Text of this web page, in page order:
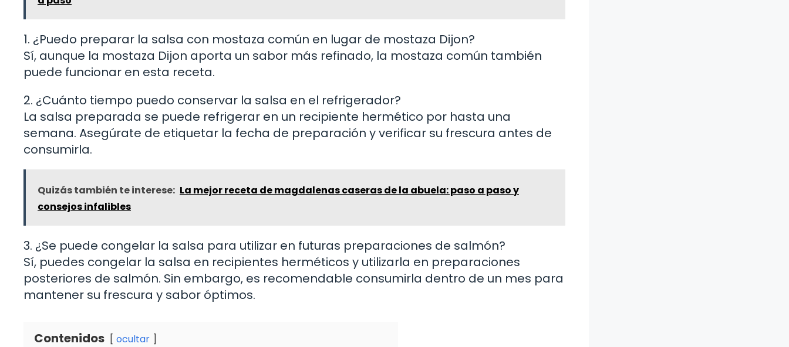
1. ¿Puedo preparar la salsa con mostaza común en lugar de mostaza Dijon?
Sí, aunque la mostaza Dijon aporta un sabor más refinado, la mostaza común también
puede funcionar en esta receta.
2. ¿Cuánto tiempo puedo conservar la salsa en el refrigerador?
La salsa preparada se puede refrigerar en un recipiente hermético por hasta una
semana. Asegúrate de etiquetar la fecha de preparación y verificar su frescura antes de
consumirla.
Quizás también te interese: La mejor receta de magdalenas caseras de la abuela: paso a paso y
consejos infalibles
3. ¿Se puede congelar la salsa para utilizar en futuras preparaciones de salmón?
Sí, puedes congelar la salsa en recipientes herméticos y utilizarla en preparaciones
posteriores de salmón. Sin embargo, es recomendable consumirla dentro de un mes para
mantener su frescura y sabor óptimos.
Contenidos ocultar